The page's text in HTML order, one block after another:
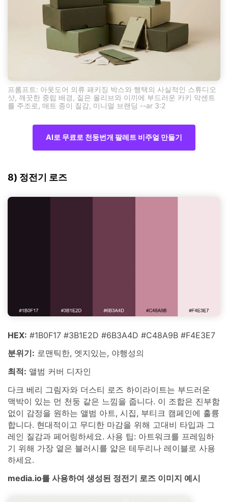
프롬프트: 아웃도어 의류 패키징 박스와 행택의 사실적인 스튜디오
샷, 깨끗한 중립 배경, 짙은 올리브와 이끼에 부드러운 카키 악센트
를 주조로, 매트 종이 질감, 미니멀 브랜딩 --ar 3:2
AI로 무료로 천둥번개 팔레트 비주얼 만들기
8) 정전기 로즈
HEX: #1B0F17 #3B1E2D #6B3A4D #C48A9B #F4E3E7
분위기: 로맨틱한, 엣지있는, 야행성의
최적: 앨범 커버 디자인
다크 베리 그림자와 더스티 로즈 하이라이트는 부드러운
맥박이 있는 먼 천둥 같은 느낌을 줍니다. 이 조합은 진부함
없이 감정을 원하는 앨범 아트, 시집, 부티크 캠페인에 훌륭
합니다. 현대적이고 무디한 마감을 위해 고대비 타입과 그
레인 질감과 페어링하세요. 사용 팁: 아트워크를 프레임하
기 위해 가장 옅은 블러시를 얇은 테두리나 레이블로 사용
하세요.
media.io를 사용하여 생성된 정전기 로즈 이미지 예시